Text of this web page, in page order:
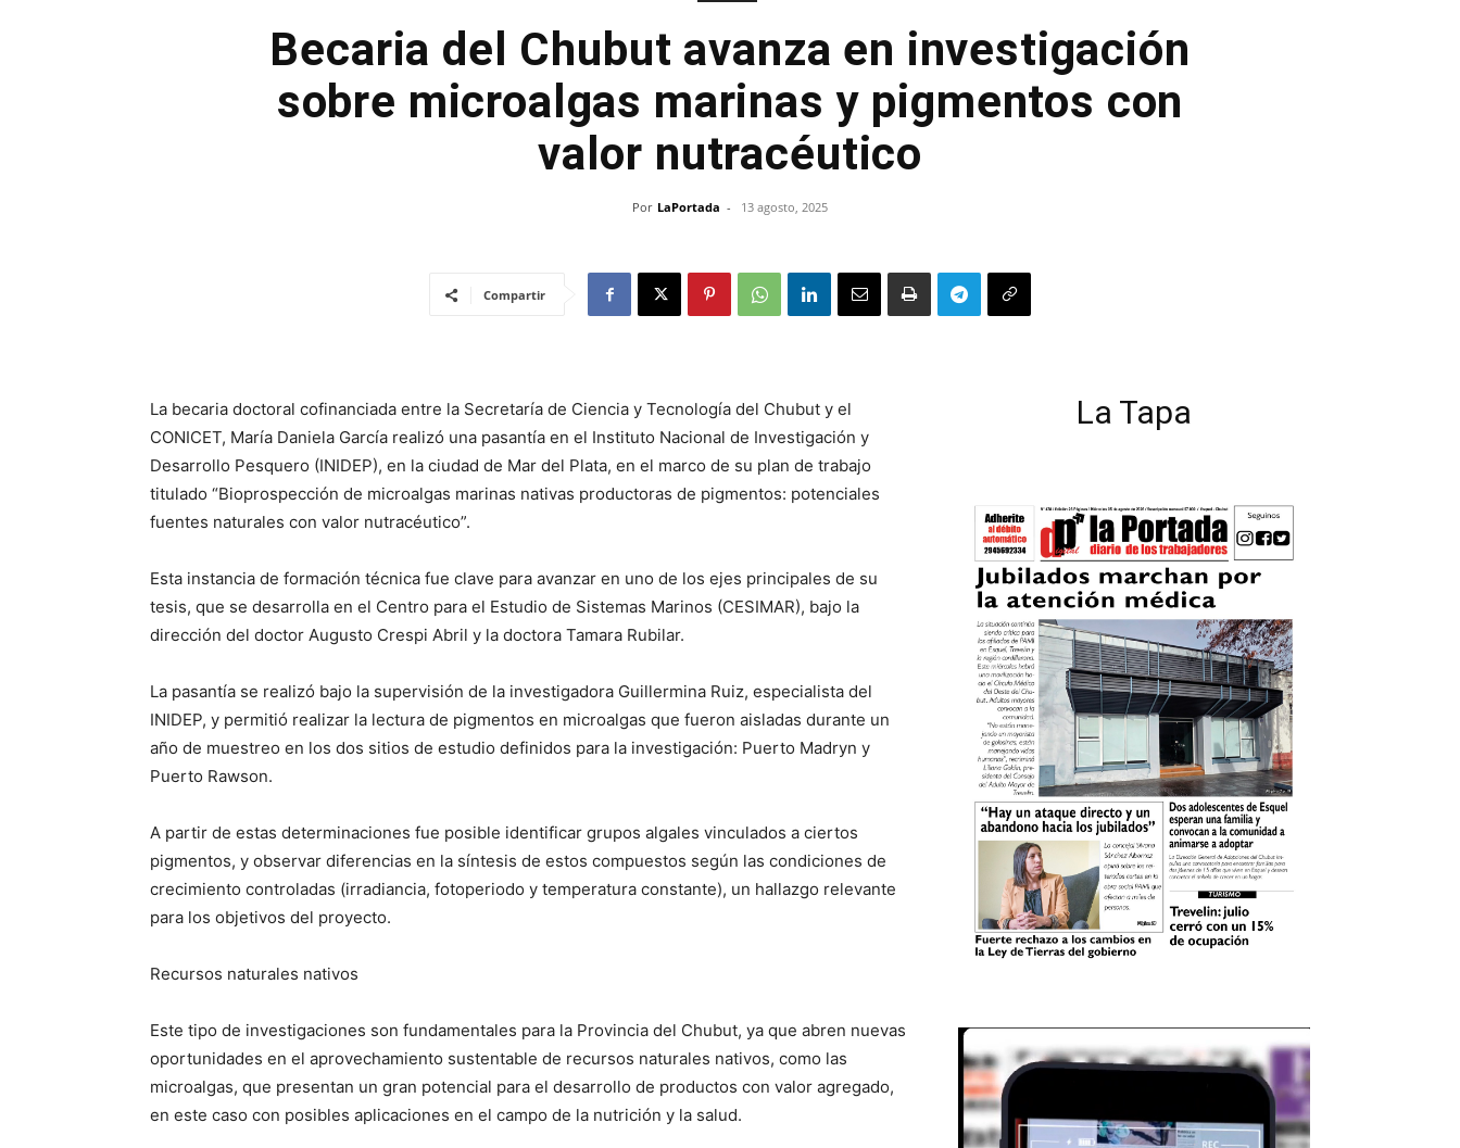
Becaria del Chubut avanza en investigación
sobre microalgas marinas y pigmentos con
valor nutracéutico
Por LaPortada - 13 agosto, 2025
Compartir
La becaria doctoral cofinanciada entre la Secretaría de Ciencia y Tecnología del Chubut y el
CONICET, María Daniela García realizó una pasantía en el Instituto Nacional de Investigación y
Desarrollo Pesquero (INIDEP), en la ciudad de Mar del Plata, en el marco de su plan de trabajo
titulado “Bioprospección de microalgas marinas nativas productoras de pigmentos: potenciales
fuentes naturales con valor nutracéutico”.
Esta instancia de formación técnica fue clave para avanzar en uno de los ejes principales de su
tesis, que se desarrolla en el Centro para el Estudio de Sistemas Marinos (CESIMAR), bajo la
dirección del doctor Augusto Crespi Abril y la doctora Tamara Rubilar.
La pasantía se realizó bajo la supervisión de la investigadora Guillermina Ruiz, especialista del
INIDEP, y permitió realizar la lectura de pigmentos en microalgas que fueron aisladas durante un
año de muestreo en los dos sitios de estudio definidos para la investigación: Puerto Madryn y
Puerto Rawson.
A partir de estas determinaciones fue posible identificar grupos algales vinculados a ciertos
pigmentos, y observar diferencias en la síntesis de estos compuestos según las condiciones de
crecimiento controladas (irradiancia, fotoperiodo y temperatura constante), un hallazgo relevante
para los objetivos del proyecto.
Recursos naturales nativos
Este tipo de investigaciones son fundamentales para la Provincia del Chubut, ya que abren nuevas
oportunidades en el aprovechamiento sustentable de recursos naturales nativos, como las
microalgas, que presentan un gran potencial para el desarrollo de productos con valor agregado,
en este caso con posibles aplicaciones en el campo de la nutrición y la salud.
La Tapa